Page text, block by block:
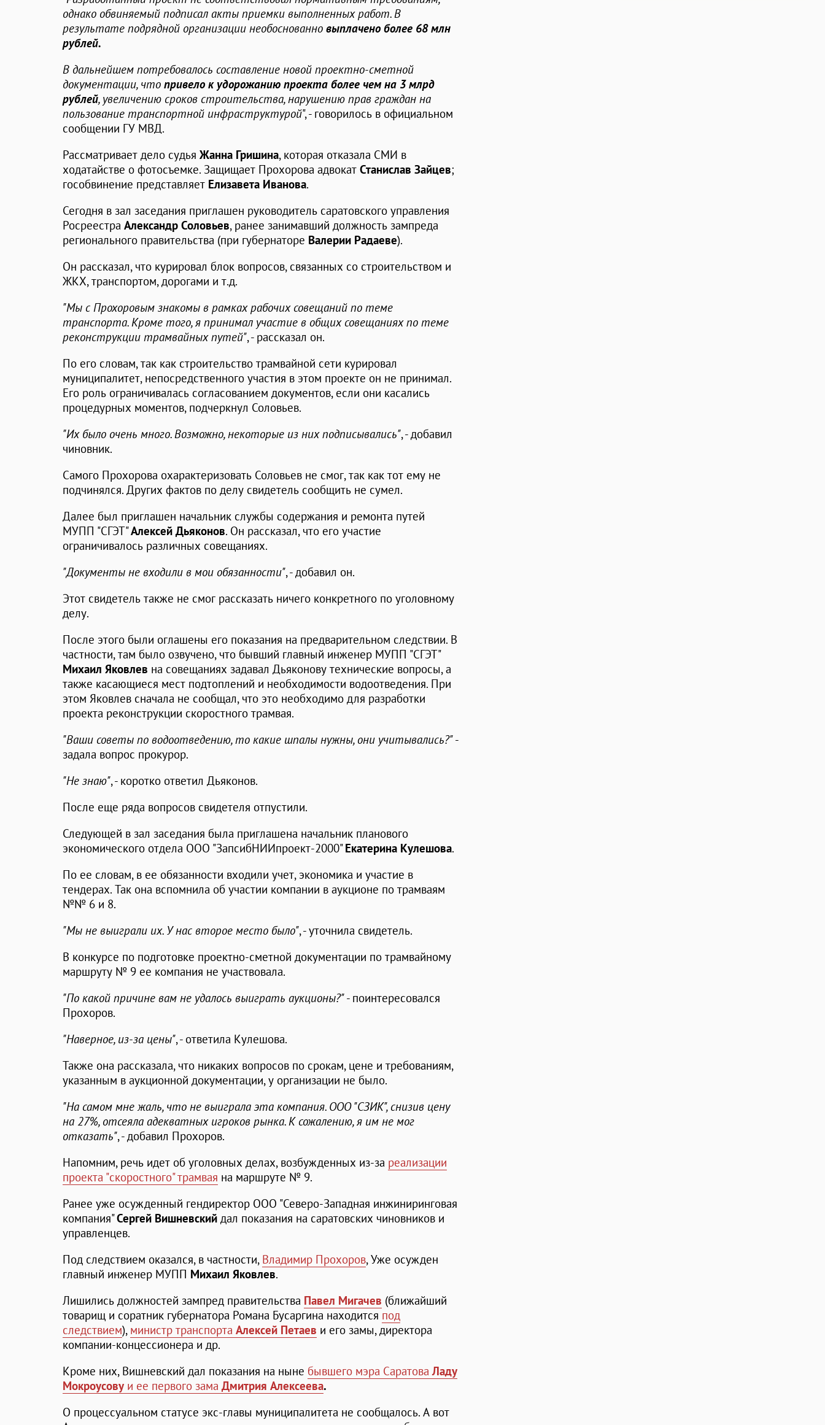
однако обвиняемый подписал акты приемки выполненных работ. В
результате подрядной организации необоснованно выплачено более 68 млн
рублей.
В дальнейшем потребовалось составление новой проектно-сметной
документации, что привело к удорожанию проекта более чем на 3 млрд
рублей, увеличению сроков строительства, нарушению прав граждан на
пользование транспортной инфраструктурой", - говорилось в официальном
сообщении ГУ МВД.
Рассматривает дело судья Жанна Гришина, которая отказала СМИ в
ходатайстве о фотосъемке. Защищает Прохорова адвокат Станислав Зайцев;
гособвинение представляет Елизавета Иванова.
Сегодня в зал заседания приглашен руководитель саратовского управления
Росреестра Александр Соловьев, ранее занимавший должность зампреда
регионального правительства (при губернаторе Валерии Радаеве).
Он рассказал, что курировал блок вопросов, связанных со строительством и
ЖКХ, транспортом, дорогами и т.д.
"Мы с Прохоровым знакомы в рамках рабочих совещаний по теме
транспорта. Кроме того, я принимал участие в общих совещаниях по теме
реконструкции трамвайных путей", - рассказал он.
По его словам, так как строительство трамвайной сети курировал
муниципалитет, непосредственного участия в этом проекте он не принимал.
Его роль ограничивалась согласованием документов, если они касались
процедурных моментов, подчеркнул Соловьев.
"Их было очень много. Возможно, некоторые из них подписывались", - добавил
чиновник.
Самого Прохорова охарактеризовать Соловьев не смог, так как тот ему не
подчинялся. Других фактов по делу свидетель сообщить не сумел.
Далее был приглашен начальник службы содержания и ремонта путей
МУПП "СГЭТ"Алексей Дьяконов. Он рассказал, что его участие
ограничивалось различных совещаниях.
"Документы не входили в мои обязанности", - добавил он.
Этот свидетель также не смог рассказать ничего конкретного по уголовному
делу.
После этого были оглашены его показания на предварительном следствии. В
частности, там было озвучено, что бывший главный инженер МУПП "СГЭТ"
Михаил Яковлев на совещаниях задавал Дьяконову технические вопросы, а
также касающиеся мест подтоплений и необходимости водоотведения. При
этом Яковлев сначала не сообщал, что это необходимо для разработки
проекта реконструкции скоростного трамвая.
"Ваши советы по водоотведению, то какие шпалы нужны, они учитывались?"-
задала вопрос прокурор.
"Не знаю", - коротко ответил Дьяконов.
После еще ряда вопросов свидетеля отпустили.
Следующей в зал заседания была приглашена начальник планового
экономического отдела ООО "ЗапсибНИИпроект-2000"Екатерина Кулешова.
По ее словам, в ее обязанности входили учет, экономика и участие в
тендерах. Так она вспомнила об участии компании в аукционе по трамваям
№№ 6 и 8.
"Мы не выиграли их. У нас второе место было", - уточнила свидетель.
В конкурсе по подготовке проектно-сметной документации по трамвайному
маршруту № 9 ее компания не участвовала.
"По какой причине вам не удалось выиграть аукционы?"- поинтересовался
Прохоров.
"Наверное, из-за цены", - ответила Кулешова.
Также она рассказала, что никаких вопросов по срокам, цене и требованиям,
указанным в аукционной документации, у организации не было.
"На самом мне жаль, что не выиграла эта компания. ООО "СЗИК", снизив цену
на 27%, отсеяла адекватных игроков рынка. К сожалению, я им не мог
отказать", - добавил Прохоров.
Напомним, речь идет об уголовных делах, возбужденных из-за реализации
проекта "скоростного" трамвая на маршруте № 9.
Ранее уже осужденный гендиректор ООО "Северо-Западная инжиниринговая
компания"Сергей Вишневский дал показания на саратовских чиновников и
управленцев.
Под следствием оказался, в частности, Владимир Прохоров, Уже осужден
главный инженер МУПП Михаил Яковлев.
Лишились должностей зампред правительства Павел Мигачев (ближайший
товарищ и соратник губернатора Романа Бусаргина находится под
следствием), министр транспорта Алексей Петаев и его замы, директора
компании-концессионера и др.
Кроме них, Вишневский дал показания на ныне бывшего мэра СаратоваЛаду
Мокроусову и ее первого зама Дмитрия Алексеева.
О процессуальном статусе экс-главы муниципалитета не сообщалось. А вот